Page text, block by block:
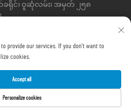
ခရိုင်၊ ဝူဆုံလမ်း၊ အမှတ် ၂၅၈
စက်ယန္တရား Co., Ltd မှ -
provide our services. If you don't want to
cookies.
Personalize cookies
Accept all